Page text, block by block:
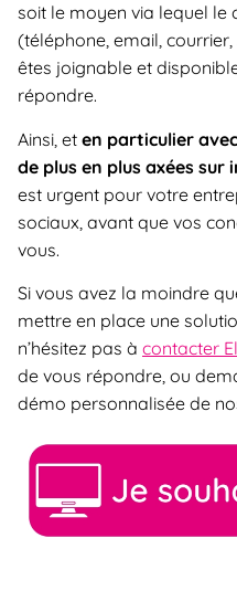
soit le moyen via lequel le
(téléphone, email,
êtes joignable et
répondre.
Ainsi, et en particulier
de plus en plus axées
est urgent pour votre
sociaux, avant que vos
vous.
Si vous avez la moindre
mettre en place une
n’hésitez pas à contacter
de vous répondre, ou
démo personnalisée de